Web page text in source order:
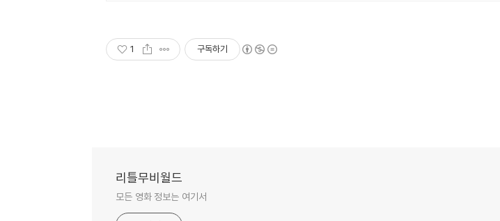
1 구독하기
리틀무비월드
모든 영화 정보는 여기서